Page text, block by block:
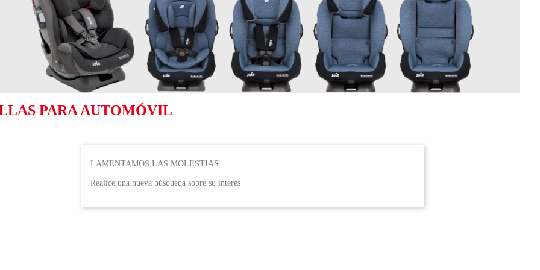
PARA AUTOMÓVIL
LAMENTAMOS LAS MOLESTIAS.
Realice una nueva búsqueda sobre su interés